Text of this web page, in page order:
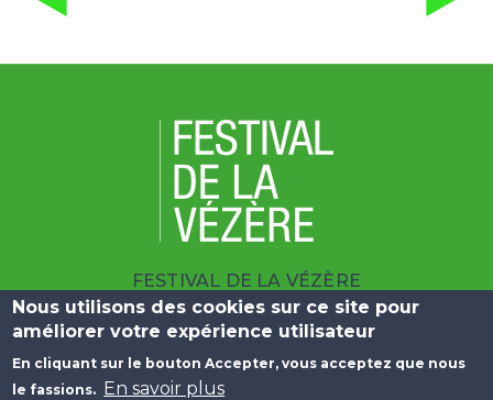
FESTIVAL DE LA VÉZÈRE
| 10 BOULEVARD DU SALAN 19100 BRIVE
| +33 (0)5 55 23 25 09
Nous utilisons des cookies sur ce site pour
améliorer votre expérience utilisateur
En cliquant sur le bouton Accepter, vous acceptez que nous
le fassions. En savoir plus